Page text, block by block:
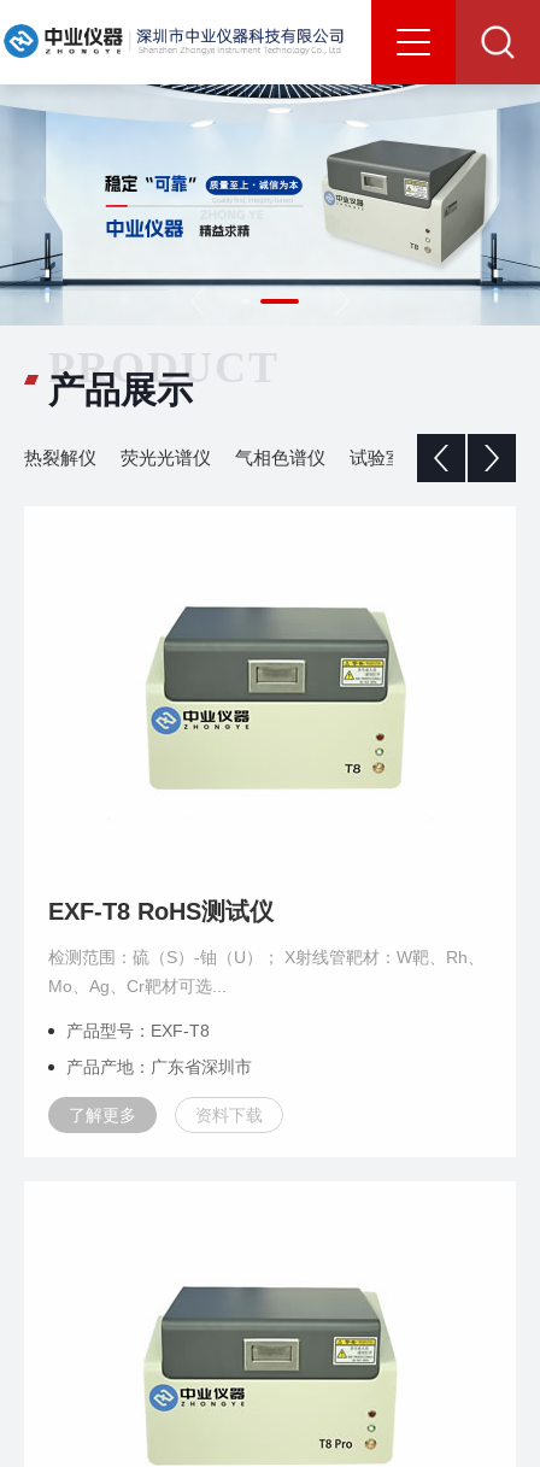
PRODUCT
产品展示
热裂解仪 荧光光谱仪 气相色谱仪 试验室家具
EXF-T8 RoHS测试仪
检测范围：硫（S）-铀（U）； X射线管靶材：W靶、Rh、
Mo、Ag、Cr靶材可选...
产品型号：EXF-T8
产品产地：广东省深圳市
了解更多 资料下载